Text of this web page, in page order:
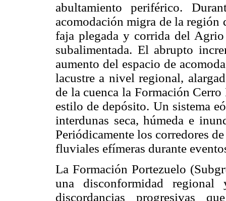
abultamiento periférico.
acomodación migra de la región
faja plegada y corrida del
subalimentada. El abrupto
aumento del espacio de
lacustre a nivel regional,
de la cuenca la Formación
estilo de depósito. Un sistema
interdunas seca, húmeda e
Periódicamente los corredores
fluviales efímeras durante
La Formación Portezuelo
una disconformidad
discordancias progresivas